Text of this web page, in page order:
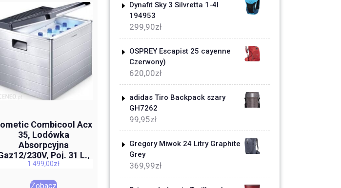
Combicool Acx
35, Lodówka
Absorpcyjna
230V, Poj. 31 L.,
30 Mbar, D, Ch, A
1 499,00zł
Zobacz
Dynafit Sky 3 Silvretta 1-4l
194953
299,90zł
OSPREY Escapist 25 cayenne
Czerwony)
620,00zł
adidas Tiro Backpack szary
GH7262
99,95zł
Gregory Miwok 24 Litry Graphite
Grey
369,99zł